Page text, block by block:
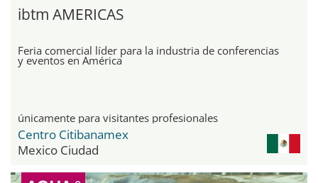
ibtm AMERICAS
Feria comercial líder para la industria de conferencias
y eventos en América
únicamente para visitantes profesionales
Centro Citibanamex
Mexico Ciudad